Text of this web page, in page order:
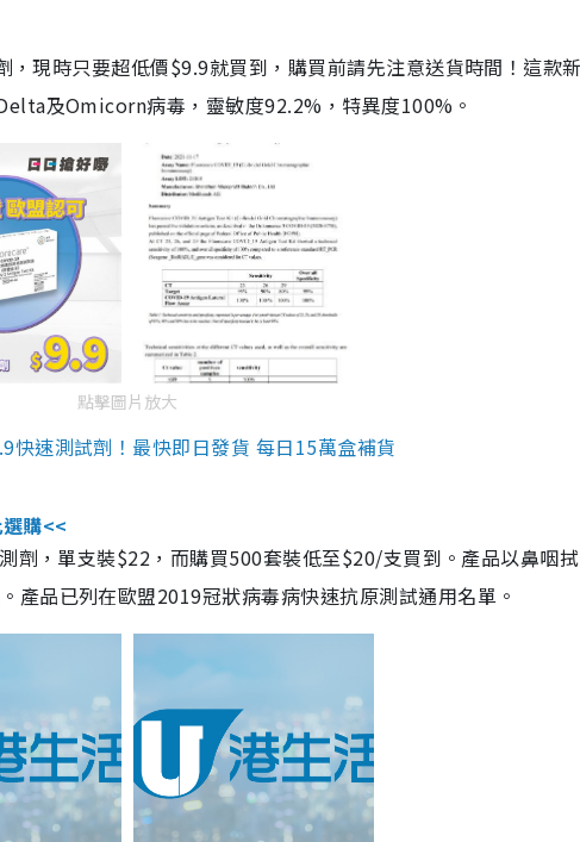
現時只要超低價$9.9就買到，購買前請先注意送貨時間！這款
及Omicorn病毒，靈敏度92.2%，特異度100%。
點擊圖片放大
快速測試劑！最快即日發貨 每日15萬盒補貨
購<<
劑，單支裝$22，而購買500套裝低至$20/支買到。產品以鼻咽
產品已列在歐盟2019冠狀病毒病快速抗原測試通用名單。